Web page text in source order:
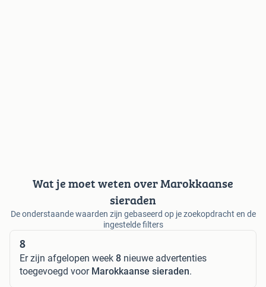
Wat je moet weten over Marokkaanse
sieraden
De onderstaande waarden zijn gebaseerd op je zoekopdracht en de
ingestelde filters
8
Er zijn afgelopen week 8 nieuwe advertenties
toegevoegd voor Marokkaanse sieraden.